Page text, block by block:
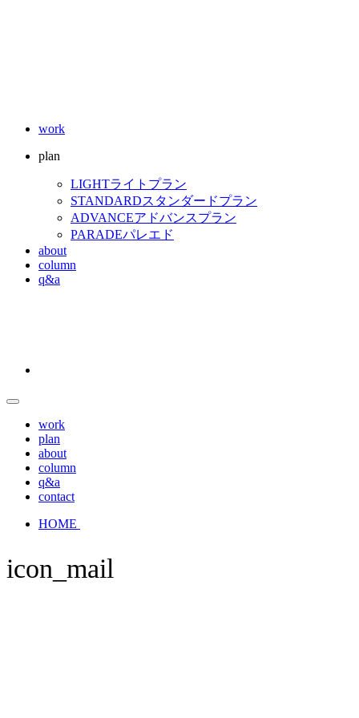
work
plan
LIGHTライトプラン
STANDARDスタンダードプラン
ADVANCEアドバンスプラン
PARADEパレエド
about
column
q&a
work
plan
about
column
q&a
contact
HOME
icon_mail